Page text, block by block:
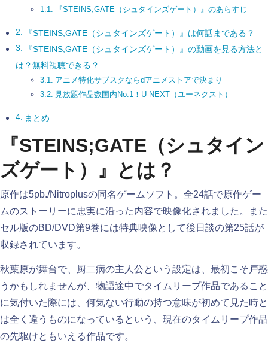
『STEINS;GATE（シュタインズゲート）』のあらすじ
『STEINS;GATE（シュタインズゲート）』は何話まである？
『STEINS;GATE（シュタインズゲート）』の動画を見る方法と
は？無料視聴できる？
アニメ特化サブスクならdアニメストアで決まり
見放題作品数国内No.1！U-NEXT（ユーネクスト）
まとめ
『STEINS;GATE（シュタイン
ズゲート）』とは？
原作は5pb./Nitroplusの同名ゲームソフト。全24話で原作ゲー
ムのストーリーに忠実に沿った内容で映像化されました。また
セル版のBD/DVD第9巻には特典映像として後日談の第25話が
収録されています。
秋葉原が舞台で、厨二病の主人公という設定は、最初こそ戸惑
うかもしれませんが、物語途中でタイムリープ作品であること
に気付いた際には、何気ない行動の持つ意味が初めて見た時と
は全く違うものになっているという、現在のタイムリープ作品
の先駆けともいえる作品です。